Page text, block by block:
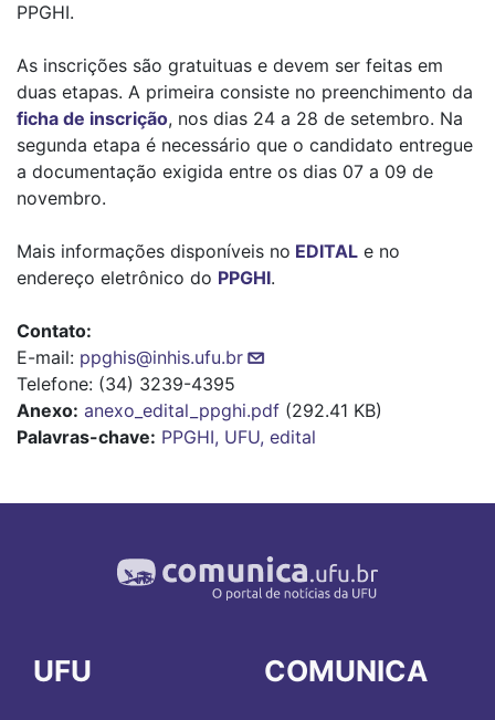
PPGHI.
As inscrições são gratuituas e devem ser feitas em
duas etapas. A primeira consiste no preenchimento da
ficha de inscrição, nos dias 24 a 28 de setembro. Na
segunda etapa é necessário que o candidato entregue
a documentação exigida entre os dias 07 a 09 de
novembro.
Mais informações disponíveis no EDITAL e no
endereço eletrônico do PPGHI.
Contato:
E-mail: ppghis@inhis.ufu.br
Telefone: (34) 3239-4395
Anexo anexo_edital_ppghi.pdf (292.41 KB)
Palavras-chave: PPGHI, UFU, edital
UFU COMUNICA